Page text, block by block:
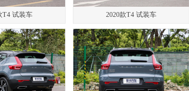
T4 试装车 2020款T4 试装车